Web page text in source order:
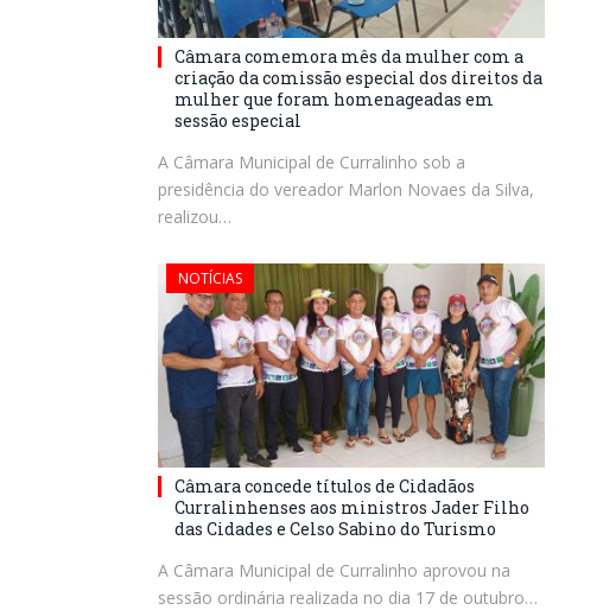
Câmara comemora mês da mulher com a
criação da comissão especial dos direitos da
mulher que foram homenageadas em
sessão especial
A Câmara Municipal de Curralinho sob a
presidência do vereador Marlon Novaes da Silva,
realizou…
NOTÍCIAS
Câmara concede títulos de Cidadãos
Curralinhenses aos ministros Jader Filho
das Cidades e Celso Sabino do Turismo
A Câmara Municipal de Curralinho aprovou na
sessão ordinária realizada no dia 17 de outubro…